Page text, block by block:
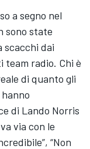
a segno nel
sono state
scacchi dai
team radio. Chi è
di quanto gli
di Lando Norris
via con le
“Non